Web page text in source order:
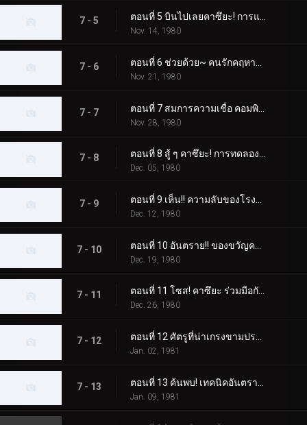
7 - 5 ตอนที่ 5 บินไปเลยคาซึยะ! การแข่งขันเครื่องจักรปีศาจ
Nov. 14, 1980
7 - 6
Nov. 21, 1980
7 - 7
Nov. 28, 1980
7 - 8 ตอนที่ 8 สู้ ๆ คาซึยะ! การทดลองความตายของ Dogma
Dec. 05, 1980
7 - 9
Dec. 12, 1980
7 - 10
Dec. 19, 1980
7 - 11 ตอนที่ 11 โซส! คาซึยะ ร่วมมือกับเชื่อ!!
Dec. 26, 1980
7 - 12
Jan. 02, 1981
7 - 13
Jan. 09, 1981